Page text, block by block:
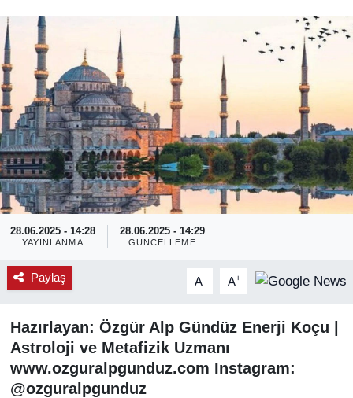
28.06.2025 - 14:28
YAYINLANMA
28.06.2025 - 14:29
GÜNCELLEME
Paylaş A- A+
Hazırlayan: Özgür Alp Gündüz Enerji Koçu |
Astroloji ve Metafizik Uzmanı
www.ozguralpgunduz.com Instagram:
@ozguralpgunduz
KÜLTÜR SANAT
MAGAZİN